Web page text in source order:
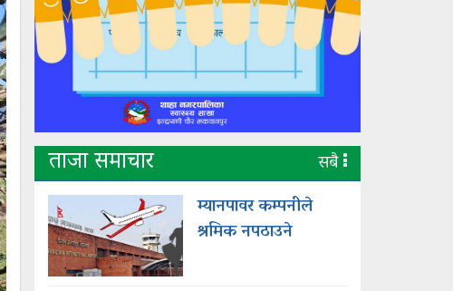
ताजा समाचार सबै
म्यानपावर कम्पनीले
श्रमिक नपठाउने